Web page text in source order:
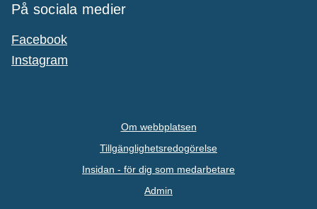
På sociala medier
Facebook
Instagram
Om webbplatsen
Tillgänglighetsredogörelse
Insidan - för dig som medarbetare
Admin